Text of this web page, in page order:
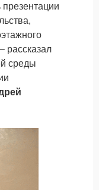
презентации
рассказал
среды